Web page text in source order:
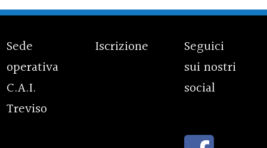
Sede
operativa
C.A.I.
Treviso
Iscrizione
Seguici
sui nostri
social